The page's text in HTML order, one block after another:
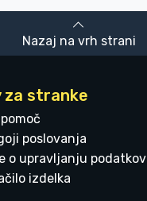
Nazaj na vrh strani
stranke
poslovanja
o upravljanju podatkov
izdelka